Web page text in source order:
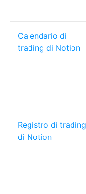
Calendario di
trading di Notion
Registro di trading
di Notion